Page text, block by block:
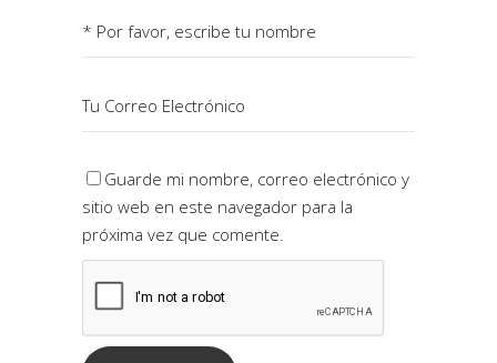
Guarde mi nombre, correo electrónico y
sitio web en este navegador para la
próxima vez que comente.